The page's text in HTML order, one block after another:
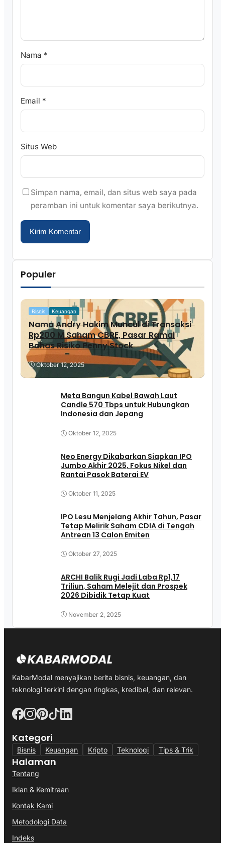
Nama *
Email *
Situs Web
Simpan nama, email, dan situs web saya pada
peramban ini untuk komentar saya berikutnya.
Populer
Bisnis Keuangan
Nama Andry Hakim Muncul di Transaksi
Rp200 M Saham CBRE, Pasar Ramai
Bahas Risiko Penny Stock
Oktober 12, 2025
Meta Bangun Kabel Bawah Laut
Candle 570 Tbps untuk Hubungkan
Indonesia dan Jepang
Oktober 12, 2025
Neo Energy Dikabarkan Siapkan IPO
Jumbo Akhir 2025, Fokus Nikel dan
Rantai Pasok Baterai EV
Oktober 11, 2025
IPO Lesu Menjelang Akhir Tahun, Pasar
Tetap Melirik Saham CDIA di Tengah
Antrean 13 Calon Emiten
Oktober 27, 2025
ARCHI Balik Rugi Jadi Laba Rp1,17
Triliun, Saham Melejit dan Prospek
2026 Dibidik Tetap Kuat
November 2, 2025
KabarModal menyajikan berita bisnis, keuangan, dan
teknologi terkini dengan ringkas, kredibel, dan relevan.
Kategori
Bisnis Keuangan Kripto Teknologi Tips & Trik
Halaman
Tentang
Iklan & Kemitraan
Kontak Kami
Metodologi Data
Indeks